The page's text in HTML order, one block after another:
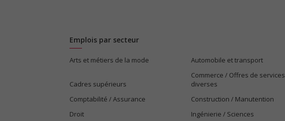
Emplois par secteur
Arts et métiers de la mode Automobile et transport
Cadres supérieurs
Commerce / Offres de services
diverses
Comptabilité / Assurance
Construction / Manutention
Droit
Ingénierie / Sciences